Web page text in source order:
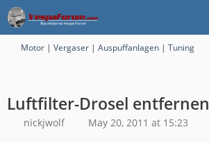
Motor | Vergaser | Auspuffanlagen | Tuning
Luftfilter-Drosel entfernen
nickjwolf May 20, 2011 at 15:23